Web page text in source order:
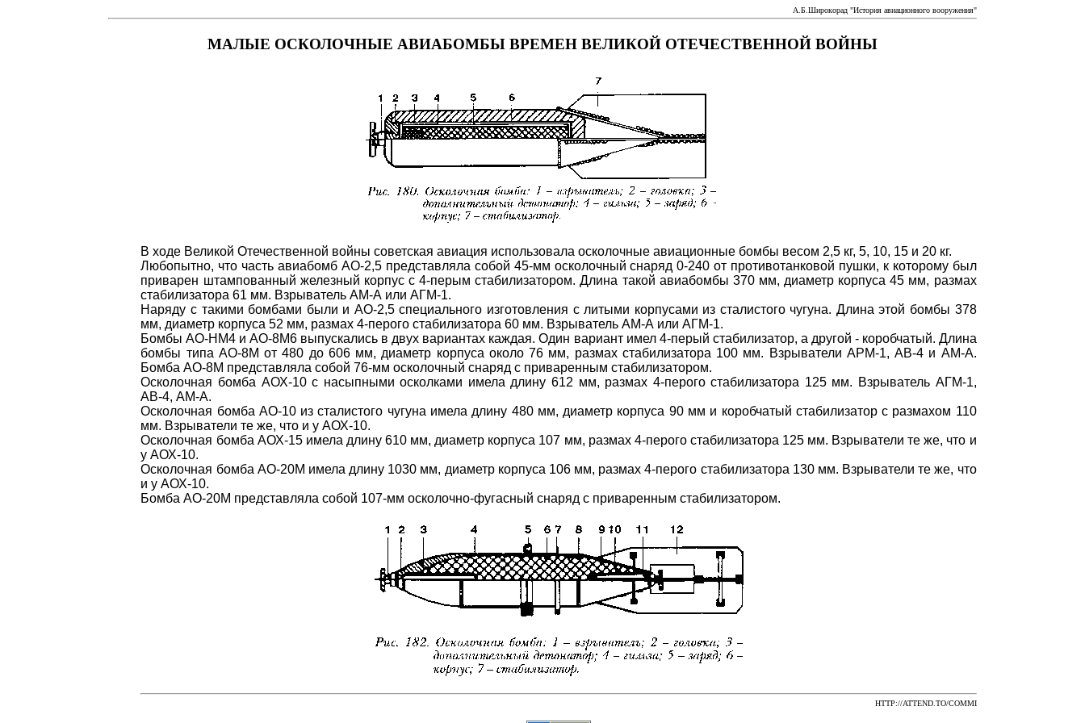
А.Б.Широкорад "История авиационного вооружения"
МАЛЫЕ ОСКОЛОЧНЫЕ АВИАБОМБЫ ВРЕМЕН ВЕЛИКОЙ ОТЕЧЕСТВЕННОЙ ВОЙНЫ
В ходе Великой Отечественной войны советская авиация использовала осколочные авиационные бомбы весом 2,5 кг, 5, 10, 15 и 20 кг.
Любопытно, что часть авиабомб АО-2,5 представляла собой 45-мм осколочный снаряд 0-240 от противотанковой пушки, к которому был
приварен штампованный железный корпус с 4-перым стабилизатором. Длина такой авиабомбы 370 мм, диаметр корпуса 45 мм, размах
стабилизатора 61 мм. Взрыватель АМ-А или АГМ-1.
Наряду с такими бомбами были и АО-2,5 специального изготовления с литыми корпусами из сталистого чугуна. Длина этой бомбы 378
мм, диаметр корпуса 52 мм, размах 4-перого стабилизатора 60 мм. Взрыватель АМ-А или АГМ-1.
Бомбы АО-НМ4 и АО-8М6 выпускались в двух вариантах каждая. Один вариант имел 4-перый стабилизатор, а другой - коробчатый. Длина
бомбы типа АО-8М от 480 до 606 мм, диаметр корпуса около 76 мм, размах стабилизатора 100 мм. Взрыватели АРМ-1, АВ-4 и АМ-А.
Бомба АО-8М представляла собой 76-мм осколочный снаряд с приваренным стабилизатором.
Осколочная бомба АОХ-10 с насыпными осколками имела длину 612 мм, размах 4-перого стабилизатора 125 мм. Взрыватель АГМ-1,
АВ-4, АМ-А.
Осколочная бомба АО-10 из сталистого чугуна имела длину 480 мм, диаметр корпуса 90 мм и коробчатый стабилизатор с размахом 110
мм. Взрыватели те же, что и у АОХ-10.
Осколочная бомба АОХ-15 имела длину 610 мм, диаметр корпуса 107 мм, размах 4-перого стабилизатора 125 мм. Взрыватели те же, что и
у АОХ-10.
Осколочная бомба АО-20М имела длину 1030 мм, диаметр корпуса 106 мм, размах 4-перого стабилизатора 130 мм. Взрыватели те же, что
и у АОХ-10.
Бомба АО-20М представляла собой 107-мм осколочно-фугасный снаряд с приваренным стабилизатором.
HTTP://ATTEND.TO/COMMI